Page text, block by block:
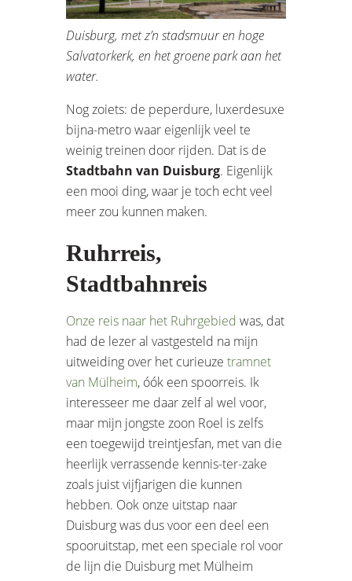
Duisburg, met z’n stadsmuur en hoge
Salvatorkerk, en het groene park aan het
water.
Nog zoiets: de peperdure, luxerdesuxe
bijna-metro waar eigenlijk veel te
weinig treinen door rijden. Dat is de
Stadtbahn van Duisburg. Eigenlijk
een mooi ding, waar je toch echt veel
meer zou kunnen maken.
Ruhrreis,
Stadtbahnreis
Onze reis naar het Ruhrgebied was, dat
had de lezer al vastgesteld na mijn
uitweiding over het curieuze tramnet
van Mülheim, óók een spoorreis. Ik
interesseer me daar zelf al wel voor,
maar mijn jongste zoon Roel is zelfs
een toegewijd treintjesfan, met van die
heerlijk verrassende kennis-ter-zake
zoals juist vijfjarigen die kunnen
hebben. Ook onze uitstap naar
Duisburg was dus voor een deel een
spooruitstap, met een speciale rol voor
de lijn die Duisburg met Mülheim